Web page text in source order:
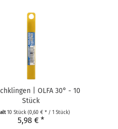
| OLFA 30° - 10
Stück
10 Stück (0,60 € * / 1 Stück)
5,98 € *